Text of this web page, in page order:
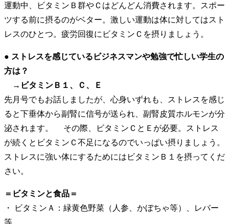
運動中、ビタミンＢ群やＣはどんどん消費されます。スポー
ツする前に摂るのがベター。激しい運動は体に対してはスト
レスのひとつ。疲労回復にビタミンＣを摂りましょう。
● ストレスを感じているビジネスマンや勉強で忙しい学生の
方は？
→ビタミンＢ１、Ｃ、Ｅ
先月号でもお話しましたが、心身いずれも、ストレスを感じ
ると下垂体から副腎に信号が送られ、副腎皮質ホルモンが分
泌されます。 その際、ビタミンＣとＥが必要。ストレス
が続くとビタミンＣ不足になるのでいっぱい摂りましょう。
ストレスに強い体にするためにはビタミンＢ１を摂ってくだ
さい。
＝ビタミンと食品＝
・ ビタミンＡ：緑黄色野菜（人参、かぼちゃ等）、レバー
等